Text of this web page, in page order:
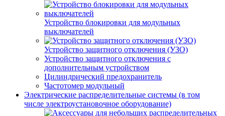
Устройство блокировки для модульных
выключателей
Устройство защитного отключения (УЗО)
Устройство защитного отключения с
дополнительным устройством
Цилиндрический предохранитель
Частотомер модульный
Электрические распределительные системы (в том
числе электроустановочное оборудование)